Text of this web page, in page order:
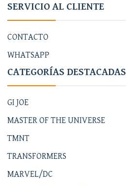
SERVICIO AL CLIENTE
CONTACTO
WHATSAPP
CATEGORÍAS DESTACADAS
GI JOE
MASTER OF THE UNIVERSE
TMNT
TRANSFORMERS
MARVEL/DC